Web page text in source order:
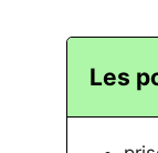
Les